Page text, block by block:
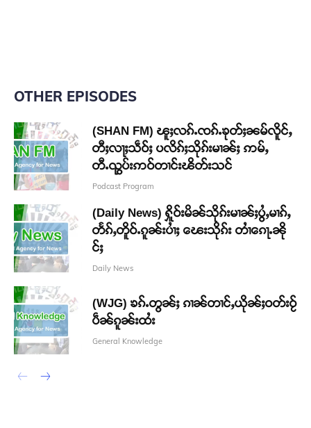
OTHER EPISODES
(SHAN FM) ၽူႈလၵ်ႉၸၵ်ႉၶုတ်ႈၼမ်လိူင်ႇ
တီႈလႃႈသဵဝ်ႈ ပလိၵ်ႈသိုၵ်းမၢၼ်ႈ ဢမ်ႇ
တီႉၺွပ်းဢဝ်တၢင်းၽိတ်းသင်
Podcast Program
(Daily News) ႁိူဝ်းမိၼ်သိုၵ်းမၢၼ်ႈပွႆႇမၢၵ်ႇ
တႅၵ်ႇတိူဝ်ႉၵူၼ်းပၢႆႈ ၽေးသိုၵ်း တၢႆၵေႃႉၼို
င်ႈ
Daily News
(WJG) ၶၵ်ႉတွၼ်ႈ ၵၢၼ်တၢင်ႇယိုၼ်ႈဝတ်းဝႂ်
ပဵၼ်ၵူၼ်းထႆး
General Knowledge